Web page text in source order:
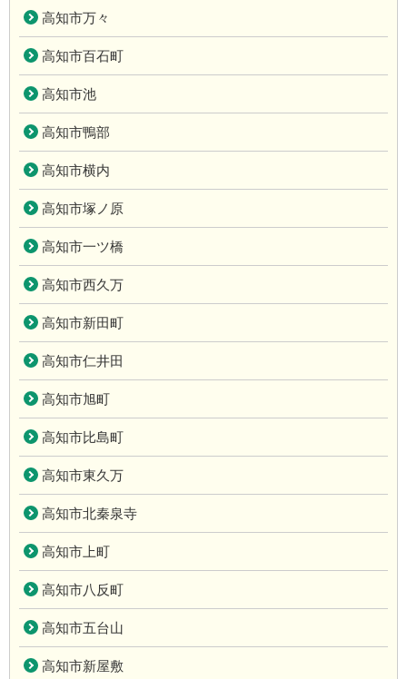
高知市万々
高知市百石町
高知市池
高知市鴨部
高知市横内
高知市塚ノ原
高知市一ツ橋
高知市西久万
高知市新田町
高知市仁井田
高知市旭町
高知市比島町
高知市東久万
高知市北秦泉寺
高知市上町
高知市八反町
高知市五台山
高知市新屋敷